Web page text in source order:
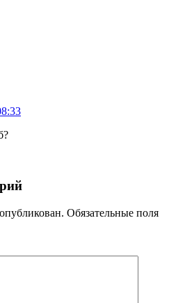
Обязательные поля